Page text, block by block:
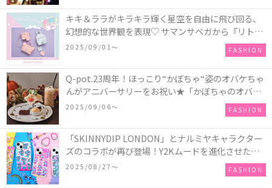
キキ＆ララがキラキラ輝く星空を自由に飛び回る、
幻想的な世界観を表現♡ サマンサベガから『リトル
ツインスターズ』50周年アニバーサリーイヤー』を
2025/09/01〜 FASHION
Q-pot.23周年！ほっこり“かぼちゃ“姿のオバケちゃ
んがアニバーサリーをお祝い★「かぼちゃのオバケ
ーキアクセサリー」が新発売！Q-pot CAFE.では
「かぼちゃのオバケーキプレート」も登場
2025/09/06〜 FASHION
「SKINNYDIP LONDON」とナルミヤキャラクター
ズのコラボが再び登場！Y2Kムードを進化させた新
作コレクションを発売♪
2025/08/27〜 FASHION